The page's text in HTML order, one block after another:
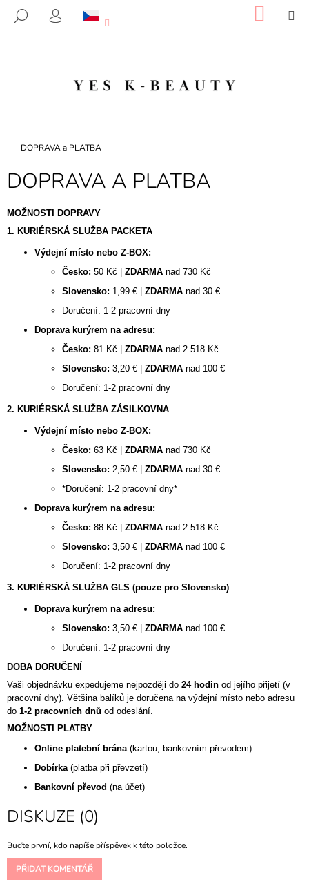
HLEDAT
PŘIHLÁŠENÍ KOŠÍK
Domů
DOPRAVA a PLATBA
DOPRAVA A PLATBA
MOŽNOSTI DOPRAVY
1. KURIÉRSKÁ SLUŽBA PACKETA
Výdejní místo nebo Z-BOX:
Česko: 50 Kč | ZDARMA nad 730 Kč
Slovensko: 1,99 € | ZDARMA nad 30 €
Doručení: 1-2 pracovní dny
Doprava kurýrem na adresu:
Česko: 81 Kč | ZDARMA nad 2 518 Kč
Slovensko: 3,20 € | ZDARMA nad 100 €
Doručení: 1-2 pracovní dny
2. KURIÉRSKÁ SLUŽBA ZÁSILKOVNA
Výdejní místo nebo Z-BOX:
Česko: 63 Kč | ZDARMA nad 730 Kč
Slovensko: 2,50 € | ZDARMA nad 30 €
*Doručení: 1-2 pracovní dny*
Doprava kurýrem na adresu:
Česko: 88 Kč | ZDARMA nad 2 518 Kč
Slovensko: 3,50 € | ZDARMA nad 100 €
Doručení: 1-2 pracovní dny
3. KURIÉRSKÁ SLUŽBA GLS (pouze pro Slovensko)
Doprava kurýrem na adresu:
Slovensko: 3,50 € | ZDARMA nad 100 €
Doručení: 1-2 pracovní dny
DOBA DORUČENÍ
Vaši objednávku expedujeme nejpozději do 24 hodin od jejího přijetí (v
pracovní dny). Většina balíků je doručena na výdejní místo nebo adresu
do 1-2 pracovních dnů od odeslání.
MOŽNOSTI PLATBY
Online platební brána(kartou, bankovním převodem)
Dobírka(platba při převzetí)
Bankovní převod (na účet)
DISKUZE (0)
Buďte první, kdo napíše příspěvek k této položce.
PŘIDAT KOMENTÁŘ
T
E
B
U
J
A
HLEDAT
U
E
DR.
REJU-
ALL
-
ADVANCED
REJUVENATING
CREAM
20ML
598
Kč
726
Kč